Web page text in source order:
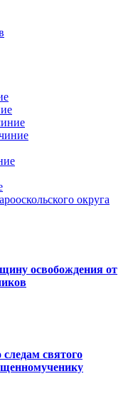
округа
освобождения от
святого